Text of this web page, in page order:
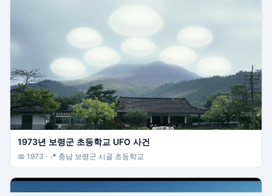
1973년 보령군 초등학교 UFO 사건
📅 1973 · 📍 충남 보령군 시골 초등학교